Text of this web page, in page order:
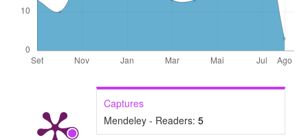
Captures
Mendeley - Readers: 5